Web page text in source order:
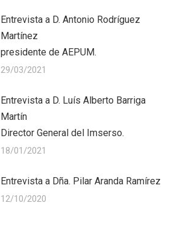
Entrevista a D. Antonio Rodríguez
Martínez
presidente de AEPUM.
29/03/2021
Entrevista a D. Luís Alberto Barriga
Martín
Director General del Imserso.
18/01/2021
Entrevista a Dña. Pilar Aranda Ramírez
12/10/2020